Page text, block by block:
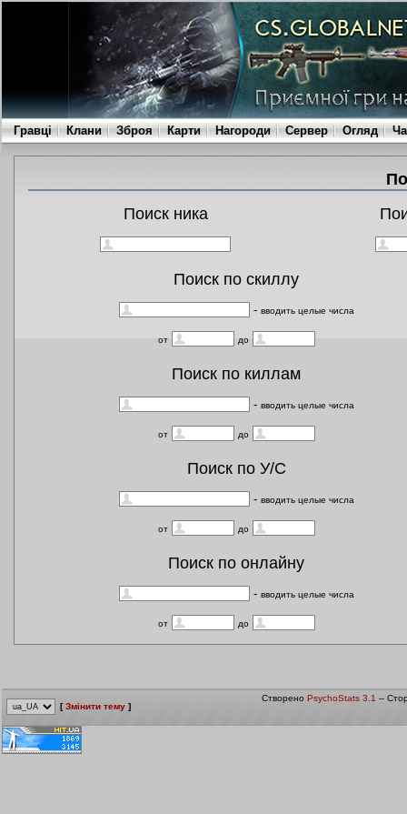
Гравці Клани Зброя Карти Нагороди Сервер Огляд
Поиск ника
Поиск по скиллу
- вводить целые числа
от до
Поиск по киллам
- вводить целые числа
от до
Поиск по У/С
- вводить целые числа
от до
Поиск по онлайну
- вводить целые числа
от до
[Змінити тему ]
СтвореноPsychoStats 3.1 --